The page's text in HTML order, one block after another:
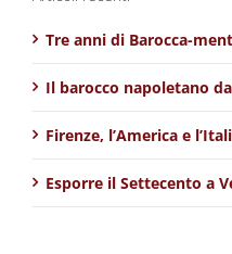
Tre anni di Barocca-
Il barocco napoletano
Firenze, l’America e
Esporre il Settecento a